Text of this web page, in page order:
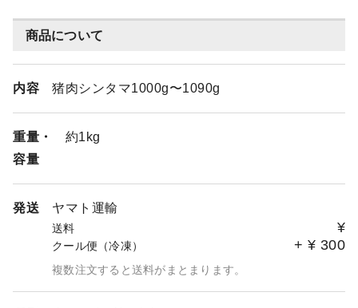
商品について
内容 猪肉シンタマ1000g〜1090g
重量・
容量
約1kg
発送 ヤマト運輸
送料 ¥
クール便（冷凍） + ¥ 300
複数注文すると送料がまとまります。